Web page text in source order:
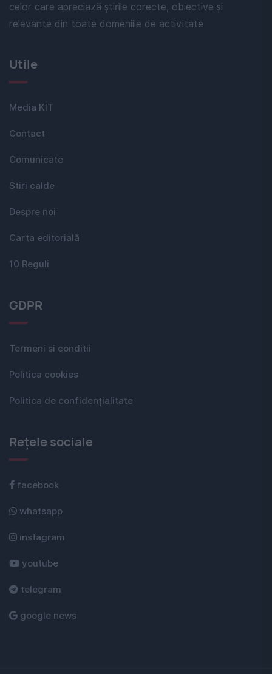
celor care apreciază știrile corecte, obiective și
relevante din toate domeniile de activitate
Utile
Media KIT
Contact
Comunicate
Stiri calde
Despre noi
Carta editorială
10 Reguli
GDPR
Termeni si conditii
Politica cookies
Politica de confidențialitate
Rețele sociale
facebook
whatsapp
instagram
youtube
telegram
google news